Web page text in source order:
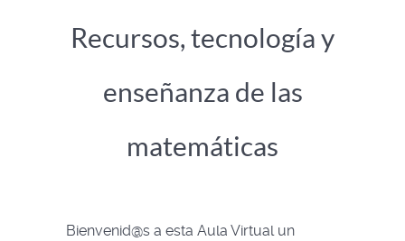
Recursos, tecnología y
enseñanza de las
matemáticas
Bienvenid@s a esta Aula Virtual un